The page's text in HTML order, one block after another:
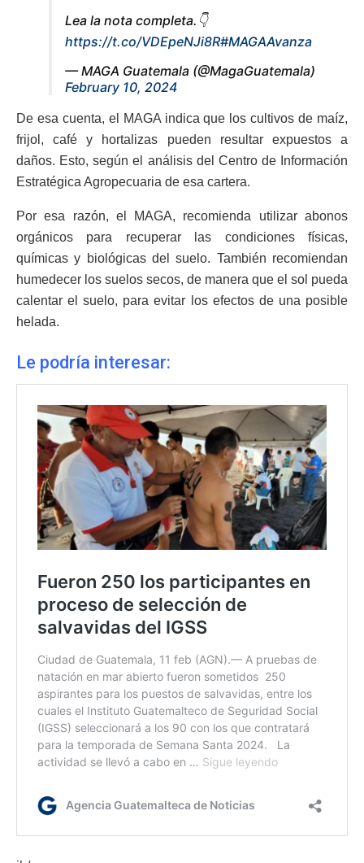
Lea la nota completa.👇
https://t.co/VDEpeNJi8R#MAGAAvanza
— MAGA Guatemala (@MagaGuatemala)
February 10, 2024
De esa cuenta, el MAGA indica que los cultivos de maíz,
frijol, café y hortalizas pueden resultar expuestos a
daños. Esto, según el análisis del Centro de Información
Estratégica Agropecuaria de esa cartera.
Por esa razón, el MAGA, recomienda utilizar abonos
orgánicos para recuperar las condiciones físicas,
químicas y biológicas del suelo. También recomiendan
humedecer los suelos secos, de manera que el sol pueda
calentar el suelo, para evitar los efectos de una posible
helada.
Le podría interesar: